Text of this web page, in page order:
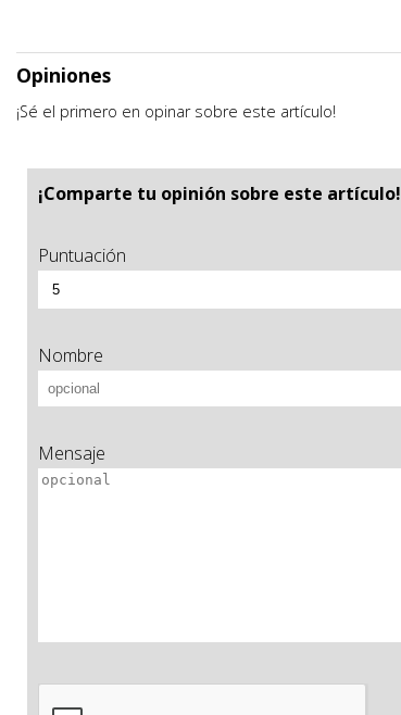
Opiniones
¡Sé el primero en opinar sobre este artículo!
¡Comparte tu opinión sobre este artículo!
Puntuación
Nombre
Mensaje